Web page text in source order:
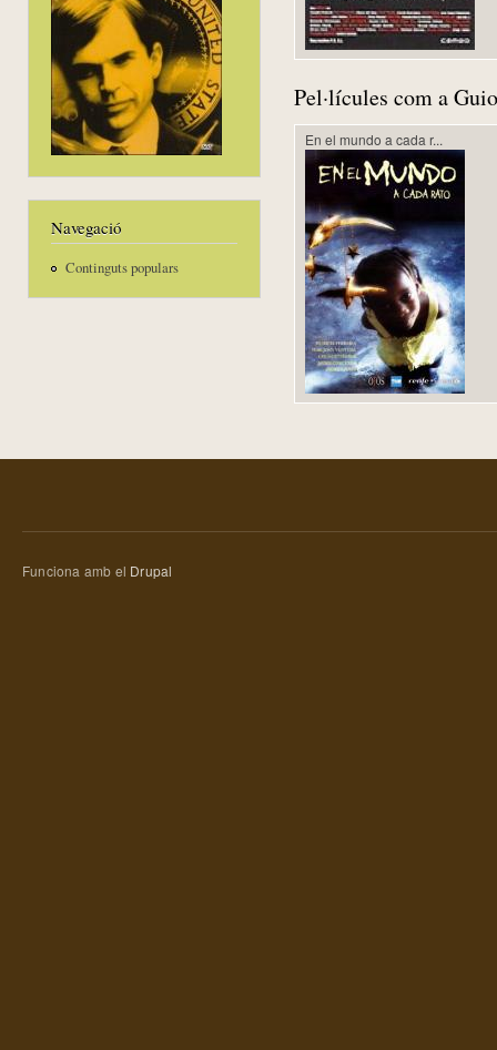
Navegació
Continguts populars
Pel·lícules com a
En el mundo a cada r...
Funciona amb el Drupal